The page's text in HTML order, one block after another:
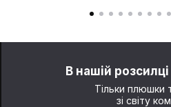
В нашій
Тільки плюшки
зі світу